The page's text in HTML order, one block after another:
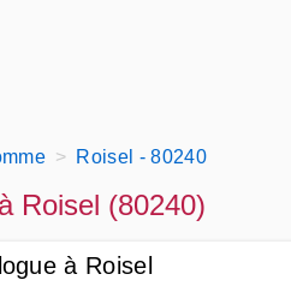
Roisel - 80240
Roisel (80240)
à Roisel